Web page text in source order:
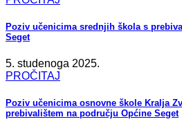
Poziv učenicima srednjih škola s
Seget
5. studenoga 2025.
PROČITAJ
Poziv učenicima osnovne škole Kralja
prebivalištem na području Općine Seget